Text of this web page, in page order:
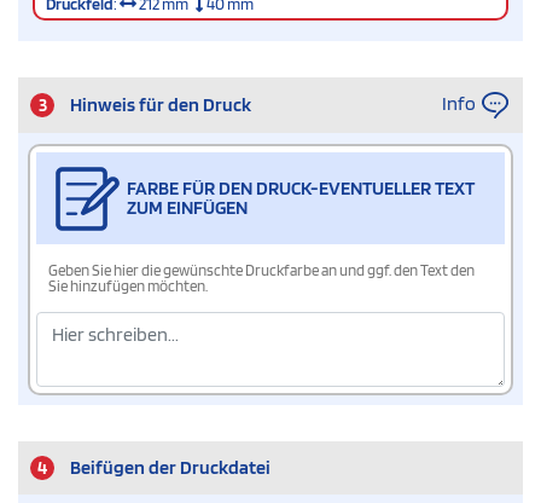
3 Hinweis für den Druck Info
FARBE FÜR DEN DRUCK-EVENTUELLER TEXT
ZUM EINFÜGEN
Geben Sie hier die gewünschte Druckfarbe an und ggf. den Text den
Sie hinzufügen möchten.
4 Beifügen der Druckdatei